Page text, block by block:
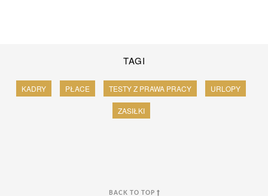
TAGI
KADRY PŁACE TESTY Z PRAWA PRACY URLOPY
ZASIŁKI
BACK TO TOP